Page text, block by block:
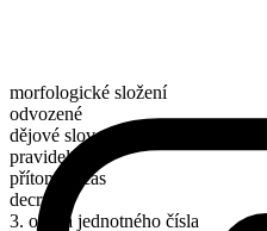
morfologické složení
odvozené
dějové sloveso
pravidelné
přítomný čas
decry
3. osoba jednotného čísla